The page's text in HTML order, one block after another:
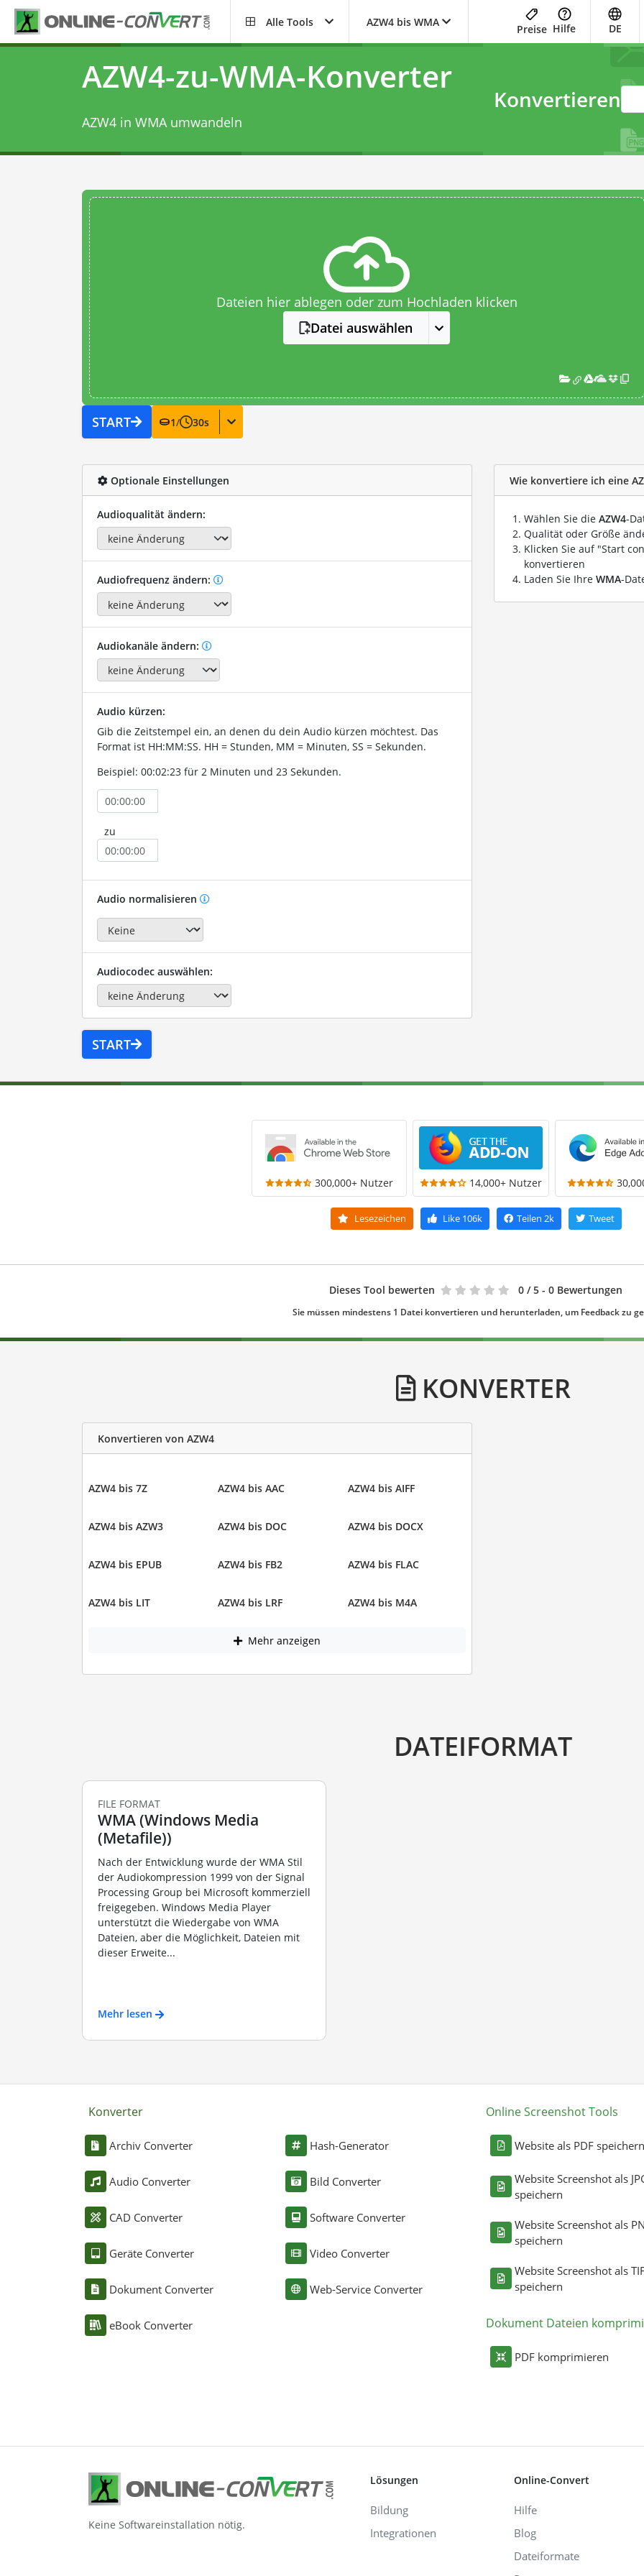
Alle Tools AZW4 bis WMA
Preise Hilfe DE
AZW4-zu-WMA-Konverter
AZW4 in WMA umwandeln
Konvertieren
Dateien hier ablegen oder zum Hochladen klicken
Datei auswählen
START 1/ 30s
Optionale Einstellungen
Audioqualität ändern:
Audiofrequenz ändern:
Audiokanäle ändern:
Audio kürzen:
Gib die Zeitstempel ein, an denen du dein Audio kürzen möchtest. Das
Format ist HH:MM:SS. HH = Stunden, MM = Minuten, SS = Sekunden.
Beispiel: 00:02:23 für 2 Minuten und 23 Sekunden.
zu
Audio normalisieren
Audiocodec auswählen:
START
Wie konvertiere ich eine
Wählen Sie die AZW4-
Qualität oder Größe
Klicken Sie auf "Start
konvertieren
Laden Sie Ihre WMA-
300,000+ Nutzer 14,000+ Nutzer
Lesezeichen Like106k Teilen 2k Tweet
Dieses Tool bewerten 0 / 5 - 0 Bewertungen
Sie müssen mindestens 1 Datei konvertieren und herunterladen, um Feedback zu
KONVERTER
Konvertieren von AZW4
AZW4 bis 7Z AZW4 bis AAC AZW4 bis AIFF
AZW4 bis AZW3 AZW4 bis DOC AZW4 bis DOCX
AZW4 bis EPUB AZW4 bis FB2 AZW4 bis FLAC
AZW4 bis LIT AZW4 bis LRF AZW4 bis M4A
Mehr anzeigen
DATEIFORMAT
FILE FORMAT
WMA (Windows Media
(Metafile))
Nach der Entwicklung wurde der WMA Stil
der Audiokompression 1999 von der Signal
Processing Group bei Microsoft kommerziell
freigegeben. Windows Media Player
unterstützt die Wiedergabe von WMA
Dateien, aber die Möglichkeit, Dateien mit
dieser Erweite...
Mehr lesen
Konverter
Archiv Converter
Audio Converter
CAD Converter
Geräte Converter
Dokument Converter
eBook Converter
Hash-Generator
Bild Converter
Software Converter
Video Converter
Web-Service Converter
Online Screenshot Tools
Website als PDF speichern
Website Screenshot als
speichern
Website Screenshot als
speichern
Website Screenshot als
speichern
Dokument Dateien
PDF komprimieren
Keine Softwareinstallation nötig.
Lösungen
Bildung
Integrationen
Online-Convert
Hilfe
Blog
Dateiformate